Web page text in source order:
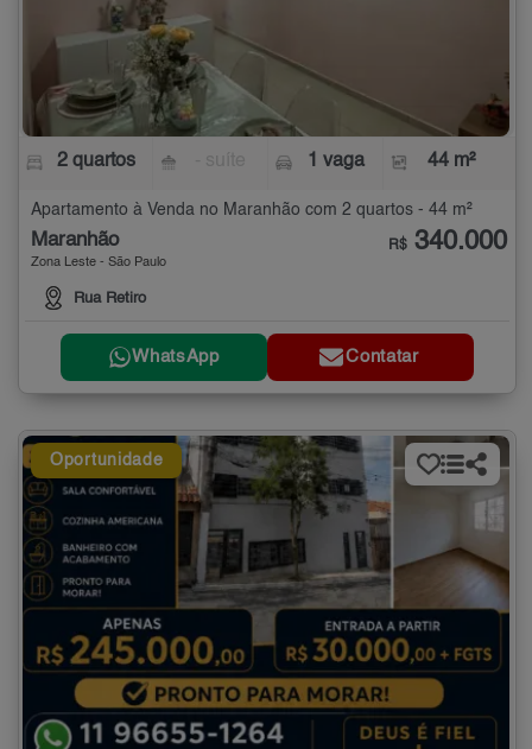
2 quartos 1 vaga 44 m²
Apartamento à Venda no Maranhão com 2 quartos - 44 m²
Maranhão
Zona Leste - São Paulo
Rua Retiro
R$ 340.000
WhatsApp Contatar
Oportunidade